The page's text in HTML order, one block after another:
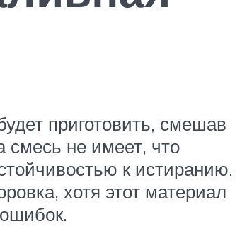
приготовить, смешав
смесь не имеет, что
к истиранию.
хотя этот материал